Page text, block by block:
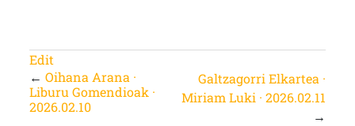
Edit
← Oihana Arana ·
Liburu Gomendioak ·
2026.02.10
Galtzagorri Elkartea ·
Miriam Luki · 2026.02.11
→